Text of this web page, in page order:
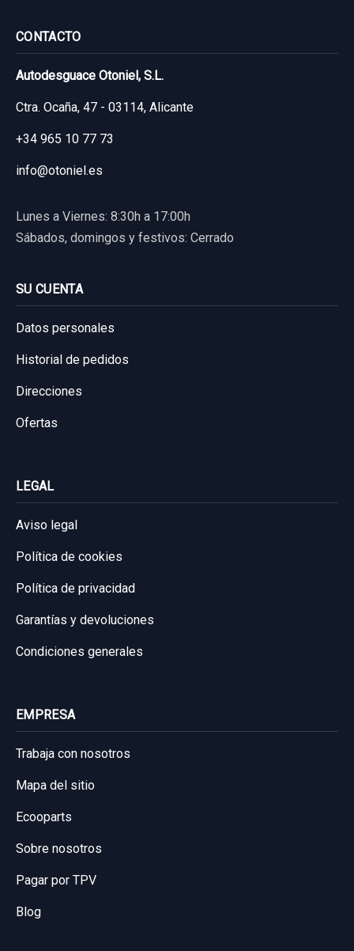
16,52 €
Consultar por whatsapp
CERRADURA PUERTA TRASERA DERECHA...
usado.
926691
21,48 €
PUENTE TRASERO
HYUNDAI I20 TREND BLUE
Garantía 1 año
Ref:926674
200,00 €
Consultar por whatsapp
PUENTE DELANTERO
HYUNDAI I20 TREND BLUE
Garantía 1 año
Ref:926679
150,00 €
Sin IVA, gastos de envío no incluidos.
CONTACTO
Autodesguace Otoniel, S.L.
Ctra. Ocaña, 47 - 03114, Alicante
+34 965 10 77 73
info@otoniel.es
Lunes a Viernes: 8:30h a 17:00h
Sábados, domingos y festivos: Cerrado
SU CUENTA
Datos personales
Historial de pedidos
Direcciones
Ofertas
LEGAL
Aviso legal
Política de cookies
Política de privacidad
Garantías y devoluciones
Condiciones generales
EMPRESA
Trabaja con nosotros
Mapa del sitio
Ecooparts
Sobre nosotros
Pagar por TPV
Blog